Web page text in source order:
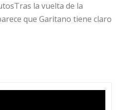
la vuelta de la
que Garitano tiene claro